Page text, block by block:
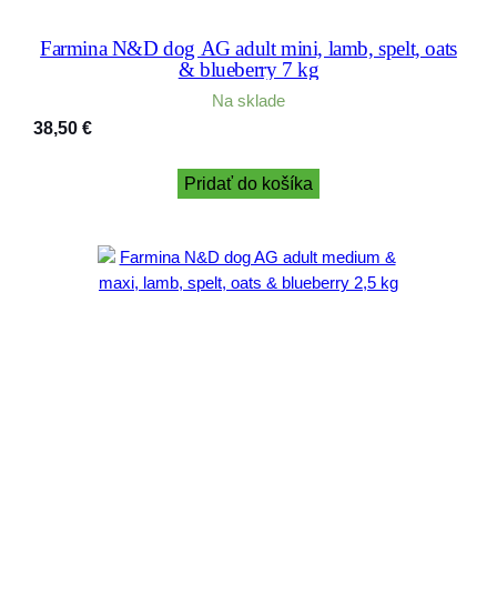
Farmina N&D dog AG adult mini, lamb, spelt, oats
& blueberry 7 kg
Na sklade
38,50 €
Pridať do košíka